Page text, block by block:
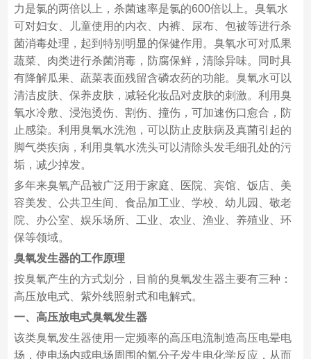
力是氯的两倍以上，杀菌速率是氯的600倍以上。臭氧水
可对妇女、儿童使用的内衣、内裤、尿布、包被等进行杀
菌消毒处理，起到特别明显的保健作用。臭氧水可对瓜果
蔬菜、肉类进行杀菌消毒，防腐保鲜，清除异味。同时具
有降解瓜果、蔬菜表面残留含磷农药的功能。臭氧水可以
清洁皮肤、保养皮肤，减轻化妆品对皮肤的刺激。利用臭
氧水冷敷、浸泡烫伤、割伤、撞伤，可加速伤口愈合，防
止感染。利用臭氧水洗泡，可以防止皮肤病及真菌引起的
脚气类疾病，利用臭氧水洗头可以清除头发毛细孔处的污
垢，减少掉发。
多年来臭氧产品被广泛用于家庭、医院、宾馆、饭店、美
容美发、公共卫生间、食品加工业、学校、幼儿园、敬老
院、办公室、娱乐场所、工业、农业、渔业、养殖业、环
保等领域。
臭氧发生器的工作原理
按臭氧产生的方式划分，目前的臭氧发生器主要有三种：
高压放电式、紫外线照射式和电解式。
一、高压放电式臭氧发生器
该类臭氧发生器使用一定频率的高压电流制造高压电晕电
场，使电场内或电场周围的氧分子发生电化学反应，从而